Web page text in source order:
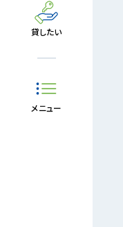
貸したい
メニュー